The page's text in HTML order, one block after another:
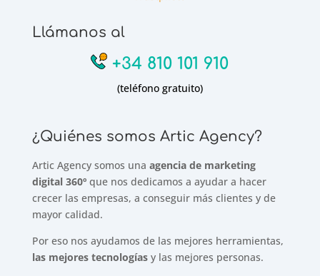
Llámanos al
+34 810 101 910
(teléfono gratuito)
¿Quiénes somos Artic Agency?
Artic Agency somos una agencia de marketing
digital 360ºque nos dedicamos a ayudar a hacer
crecer las empresas, a conseguir más clientes y de
mayor calidad.
Por eso nos ayudamos de las mejores herramientas,
las mejores tecnologíasy las mejores personas.